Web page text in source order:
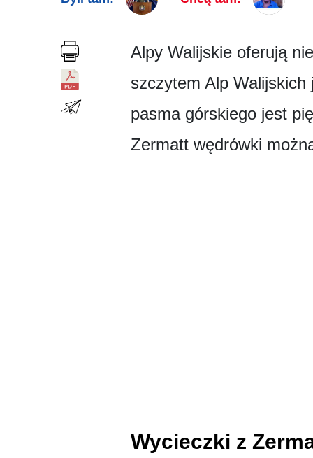
Alpy Walijskie oferują
szczytem Alp
pasma górskiego jest
Zermatt wędrówki
Wycieczki z